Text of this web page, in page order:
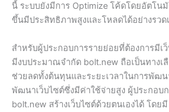
นี้ ระบบยังมีการ Optimize โค้ดโดยอัตโน
ขึ้นมีประสิทธิภาพสูงและโหลดได้อย่างรวด
สำหรับผู้ประกอบการรายย่อยที่ต้องการมีเ
มีงบประมาณจำกัด bolt.new ถือเป็นทางเ
ช่วยลดทั้งต้นทุนและระยะเวลาในการพัฒ
พัฒนาเว็บไซต์ซึ่งมีค่าใช้จ่ายสูง ผู้ประกอบ
bolt.new สร้างเว็บไซต์ด้วยตนเองได้ โดย